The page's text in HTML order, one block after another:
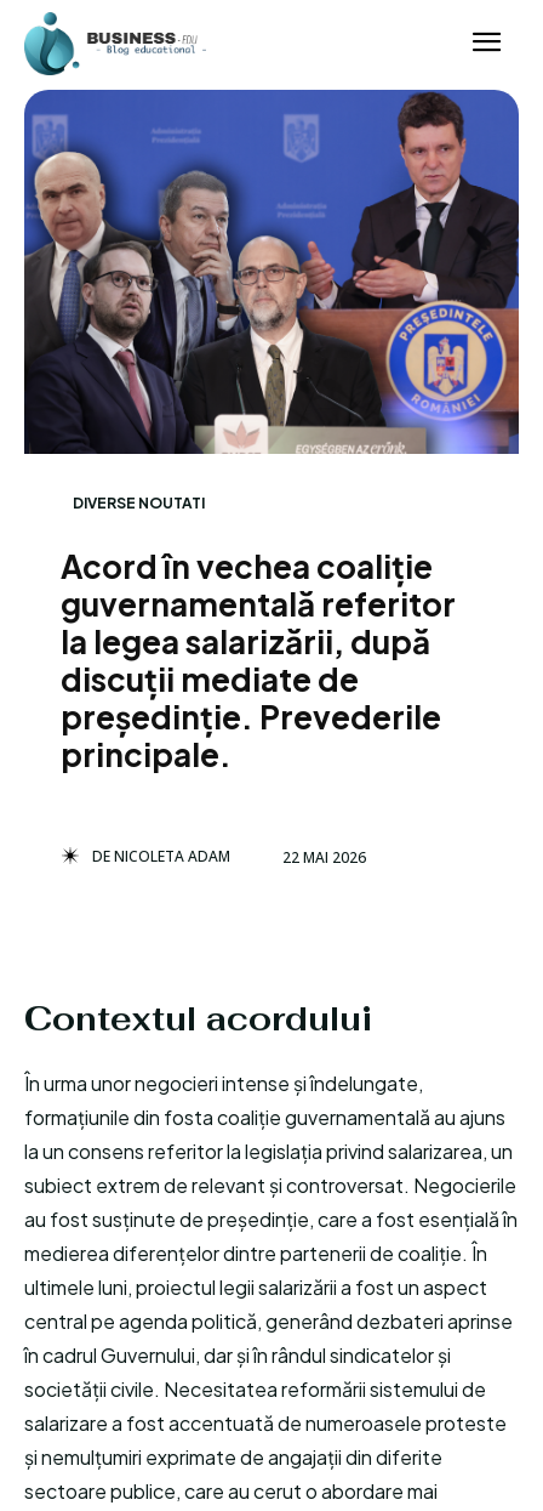
DIVERSE NOUTATI
Acord în vechea coaliție
guvernamentală referitor
la legea salarizării, după
discuții mediate de
președinție. Prevederile
principale.
DENICOLETA ADAM 22 MAI 2026
Contextul acordului
În urma unor negocieri intense și îndelungate,
formațiunile din fosta coaliție guvernamentală au ajuns
la un consens referitor la legislația privind salarizarea, un
subiect extrem de relevant și controversat. Negocierile
au fost susținute de președinție, care a fost esențială în
medierea diferențelor dintre partenerii de coaliție. În
ultimele luni, proiectul legii salarizării a fost un aspect
central pe agenda politică, generând dezbateri aprinse
în cadrul Guvernului, dar și în rândul sindicatelor și
societății civile. Necesitatea reformării sistemului de
salarizare a fost accentuată de numeroasele proteste
și nemulțumiri exprimate de angajații din diferite
sectoare publice, care au cerut o abordare mai